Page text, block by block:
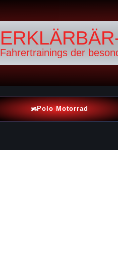
Fahrertrainings der
Polo Motorrad